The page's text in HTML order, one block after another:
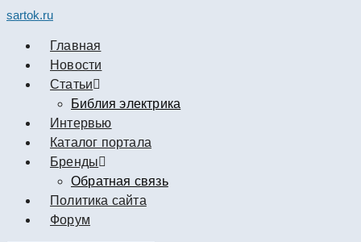
sartok.ru
Главная
Новости
Cтатьи
Библия электрика
Интервью
Каталог портала
Бренды
Обратная связь
Политика сайта
Форум